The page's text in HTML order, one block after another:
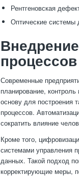
Рентгеновская
Оптические системы
процессов
Современные
планирование,
основу для построения
процессов.
сократить влияние
Кроме того,
системами управления
данных. Такой подход
корректирующие меры,